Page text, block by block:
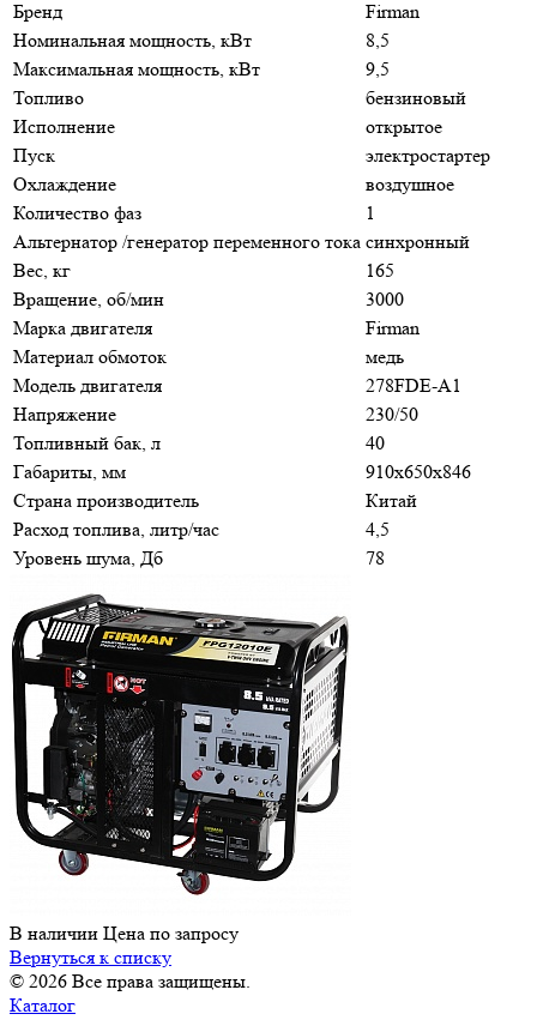
Бренд
Firman
Номинальная мощность, кВт
8,5
Максимальная мощность, кВт
9,5
Топливо
бензиновый
Исполнение
открытое
Пуск
электростартер
Охлаждение
воздушное
Количество фаз
1
Альтернатор /генератор переменного тока синхронный
Вес, кг
165
Вращение, об/мин
3000
Марка двигателя
Firman
Материал обмоток
медь
Модель двигателя
278FDE-A1
Напряжение
230/50
Топливный бак, л
40
Габариты, мм
910х650х846
Страна производитель
Китай
Расход топлива, литр/час
4,5
Уровень шума, Дб
78
В наличии Цена по запросу
Вернуться к списку
© 2026 Все права защищены.
Каталог